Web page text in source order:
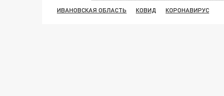
ИВАНОВСКАЯ ОБЛАСТЬ
КОВИД КОРОНАВИРУС